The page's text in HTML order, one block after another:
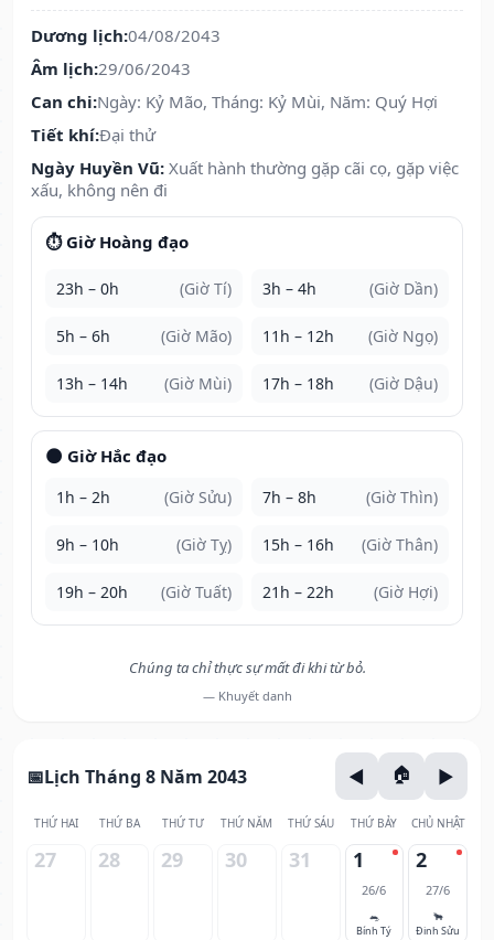
Dương lịch:04/08/2043
Âm lịch:29/06/2043
Can chi:Ngày: Kỷ Mão, Tháng: Kỷ Mùi, Năm: Quý Hợi
Tiết khí:Đại thử
Ngày Huyền Vũ: Xuất hành thường gặp cãi cọ, gặp việc
xấu, không nên đi
⏱️ Giờ Hoàng đạo
23h – 0h (Giờ Tí) 3h – 4h (Giờ Dần)
5h – 6h (Giờ Mão) 11h – 12h (Giờ Ngọ)
13h – 14h (Giờ Mùi) 17h – 18h (Giờ Dậu)
🌑 Giờ Hắc đạo
1h – 2h (Giờ Sửu) 7h – 8h (Giờ Thìn)
9h – 10h (Giờ Tỵ) 15h – 16h (Giờ Thân)
19h – 20h (Giờ Tuất) 21h – 22h (Giờ Hợi)
Chúng ta chỉ thực sự mất đi khi từ bỏ.
— Khuyết danh
Lịch Tháng 8 Năm 2043
THỨ HAI THỨ BA THỨ TƯ THỨ NĂM THỨ SÁU THỨ BẢY CHỦ NHẬT
27 28 29 30 31 1
26/6
🐀
Bính Tý
2
27/6
🐂
Đinh Sửu